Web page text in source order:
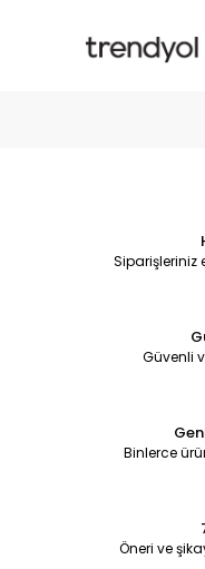
Siparişleriniz
Güvenli
Binlerce
Öneri ve